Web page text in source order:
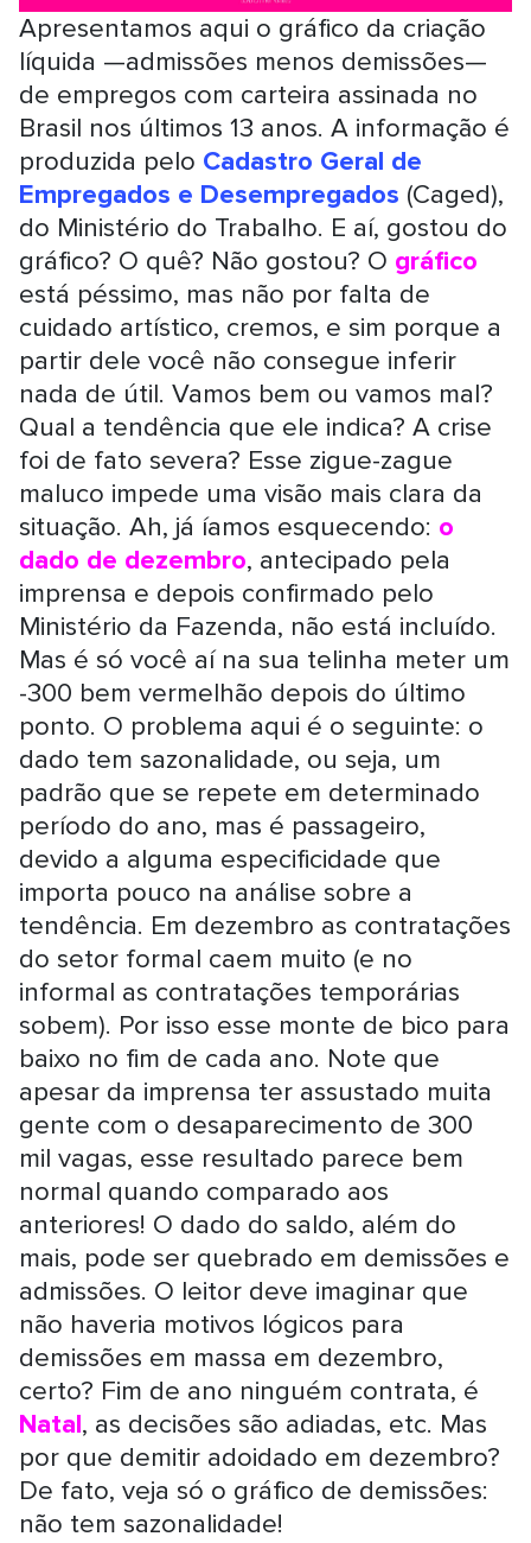
Apresentamos aqui o gráfico da criação
líquida —admissões menos demissões—
de empregos com carteira assinada no
Brasil nos últimos 13 anos. A informação é
produzida pelo Cadastro Geral de
Empregados e Desempregados (Caged),
do Ministério do Trabalho. E aí, gostou do
gráfico? O quê? Não gostou? O gráfico
está péssimo, mas não por falta de
cuidado artístico, cremos, e sim porque a
partir dele você não consegue inferir
nada de útil. Vamos bem ou vamos mal?
Qual a tendência que ele indica? A crise
foi de fato severa? Esse zigue-zague
maluco impede uma visão mais clara da
situação. Ah, já íamos esquecendo: o
dado de dezembro, antecipado pela
imprensa e depois confirmado pelo
Ministério da Fazenda, não está incluído.
Mas é só você aí na sua telinha meter um
-300 bem vermelhão depois do último
ponto. O problema aqui é o seguinte: o
dado tem sazonalidade, ou seja, um
padrão que se repete em determinado
período do ano, mas é passageiro,
devido a alguma especificidade que
importa pouco na análise sobre a
tendência. Em dezembro as contratações
do setor formal caem muito (e no
informal as contratações temporárias
sobem). Por isso esse monte de bico para
baixo no fim de cada ano. Note que
apesar da imprensa ter assustado muita
gente com o desaparecimento de 300
mil vagas, esse resultado parece bem
normal quando comparado aos
anteriores! O dado do saldo, além do
mais, pode ser quebrado em demissões e
admissões. O leitor deve imaginar que
não haveria motivos lógicos para
demissões em massa em dezembro,
certo? Fim de ano ninguém contrata, é
Natal, as decisões são adiadas, etc. Mas
por que demitir adoidado em dezembro?
De fato, veja só o gráfico de demissões:
não tem sazonalidade!